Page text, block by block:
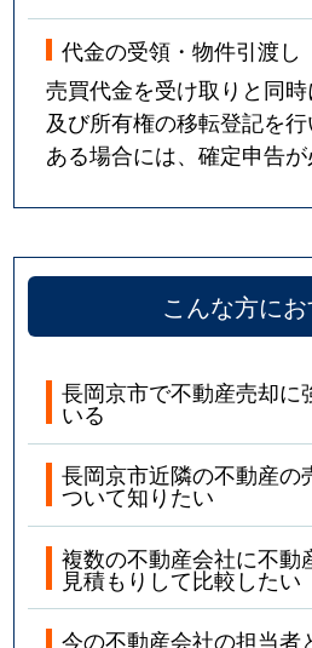
代金の受領・物件引渡し
売買代金を受け取りと同
及び所有権の移転登記を
ある場合には、確定申告が
こんな方に
長岡京市で不動産売却に
いる
長岡京市近隣の不動産の
ついて知りたい
複数の不動産会社に不動
見積もりして比較したい
今の不動産会社の担当者